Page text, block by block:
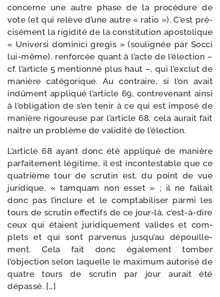
concerne une autre phase de la pro­cé­dure de
vote (et qui relève d’une autre « ratio »). C’est pré­
ci­sé­ment la rigi­di­té de la consti­tu­tion apos­to­lique
« Universi domi­ni­ci gre­gis » (sou­li­gnée par Socci
lui-​même), ren­for­cée quant à l’acte de l’élection –
cf. l’article 5 men­tion­né plus haut –, qui l’exclut de
manière caté­go­rique. Au contraire, si l’on avait
indû­ment appli­qué l’article 69, contre­ve­nant ain­si
à l’obligation de s’en tenir à ce qui est impo­sé de
manière rigou­reuse par l’article 68, cela aurait fait
naître un pro­blème de vali­di­té de l’élection.
L’article 68 ayant donc été appli­qué de manière
par­fai­te­ment légi­time, il est incon­tes­table que ce
qua­trième tour de scru­tin est, du point de vue
juri­dique, « tam­quam non esset » ; il ne fal­lait
donc pas l’inclure et le comp­ta­bi­li­ser par­mi les
tours de scru­tin effec­tifs de ce jour-​là, c’est-à-dire
ceux qui étaient juri­di­que­ment valides et com­
plets et qui sont par­ve­nus jusqu’au dépouille­
ment. Cela fait donc éga­le­ment tom­ber
l’objection selon laquelle le maxi­mum auto­ri­sé de
quatre tours de scru­tin par jour aurait été
dépassé. […]